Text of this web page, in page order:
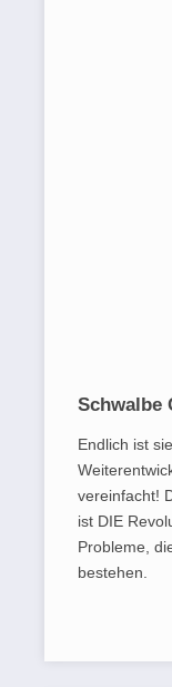
Schwalbe
Endlich ist
vereinfacht!
ist DIE
Probleme,
bestehen.